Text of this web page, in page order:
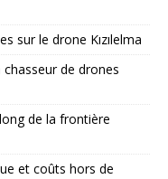
sur le drone Kızılelma
de drones
de la frontière
et coûts hors de